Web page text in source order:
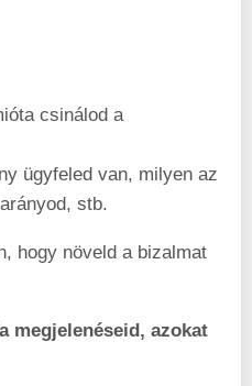
csinálod a
ügyfeled van, milyen az
stb.
hogy növeld a bizalmat
megjelenéseid, azokat